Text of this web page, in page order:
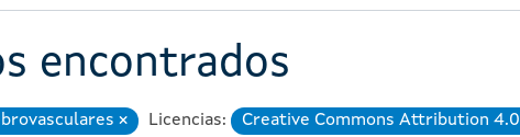
encontrados
EliminarLicencias: Creative Commons Attribution 4.0